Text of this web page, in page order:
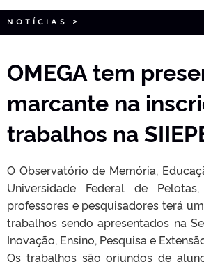
INTERNACIONAL
TELEFONES
NOTÍCIAS >
OMEGA tem
marcante na
trabalhos na
O Observatório de Memória,
Universidade Federal de
professores e pesquisadores terá
trabalhos sendo apresentados na
Inovação, Ensino, Pesquisa e
Os trabalhos são oriundos de